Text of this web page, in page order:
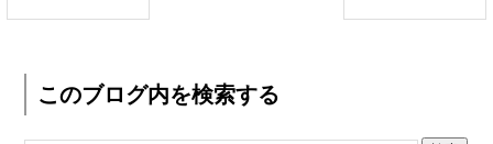
このブログ内を検索する